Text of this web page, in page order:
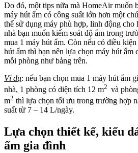
Do đó, một tips nữa mà HomeAir muốn
máy hút ẩm có công suất lớn hơn một
thể sử dụng máy phù hợp, linh động cho
nhà bạn muốn kiểm soát độ ẩm trong
mua 1 máy hút ẩm. Còn nếu có điều
hút ẩm thì bạn nên lựa chọn máy hút ẩm
mỗi phòng như bảng trên.
Ví dụ: nếu bạn chọn mua 1 máy hút ẩm
nhà, 1 phòng có diện tích 12 m2 và
m2 thì lựa chọn tối ưu trong trường hợp
suất từ 7 – 14 L/ngày.
Lựa chọn thiết kế, kiểu
ẩm gia đình